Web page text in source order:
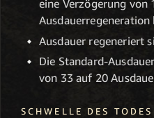
eine Verzögerung von
Ausdauerregeneration
Ausdauer regeneriert
Die Standard-
von 33 auf 20
SCHWELLE DES TODES